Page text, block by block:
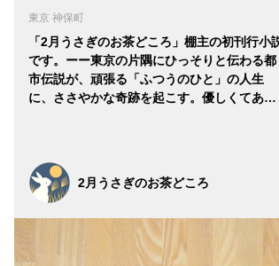
東京 神保町
「2月うさぎのお茶どころ」棚主の初刊行小
です。ーー東京の片隅にひっそりと伝わる都
市伝説が、頑張る「ふつうのひと」の人生
に、ささやかな奇跡を起こす。優しくてあ…
2月うさぎのお茶どころ